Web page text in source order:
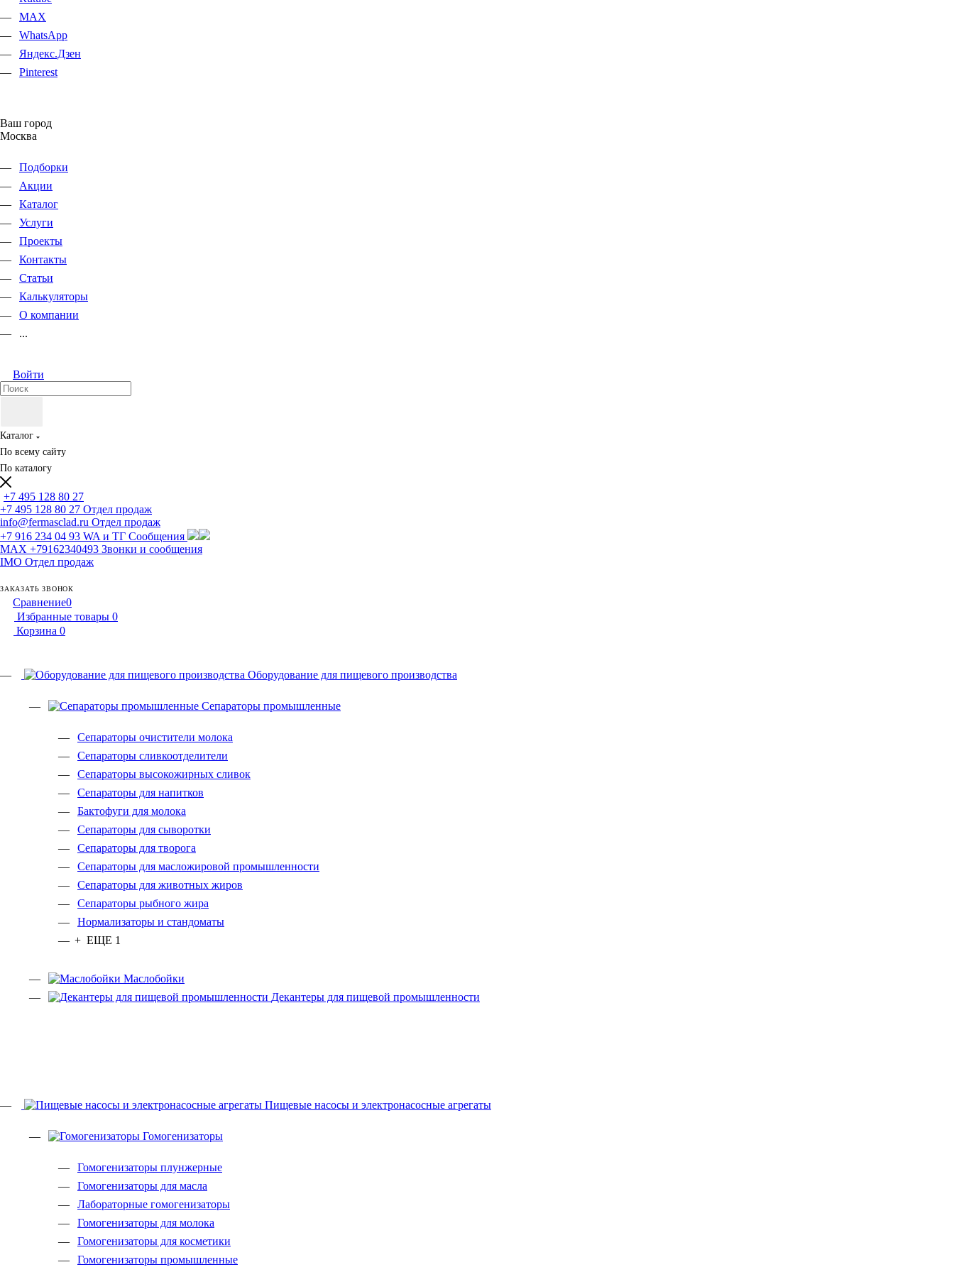
MAX
WhatsApp
Яндекс.Дзен
Pinterest
Ваш город
Москва
Подборки
Акции
Каталог
Услуги
Проекты
Контакты
Статьи
Калькуляторы
О компании
...
Войти
Каталог
По всему сайту
По каталогу
+7 495 128 80 27
+7 495 128 80 27 Отдел продаж
info@fermasclad.ru Отдел продаж
+7 916 234 04 93 WA и ТГ Сообщения
MAX +79162340493 Звонки и сообщения
IMO Отдел продаж
ЗАКАЗАТЬ ЗВОНОК
Сравнение0
Избранные товары 0
Корзина 0
Оборудование для пищевого производства
Сепараторы промышленные
Сепараторы очистители молока
Сепараторы сливкоотделители
Сепараторы высокожирных сливок
Сепараторы для напитков
Бактофуги для молока
Сепараторы для сыворотки
Сепараторы для творога
Сепараторы для масложировой промышленности
Сепараторы для животных жиров
Сепараторы рыбного жира
Нормализаторы и стандоматы
+ ЕЩЕ 1
Маслобойки
Декантеры для пищевой промышленности
Пищевые насосы и электронасосные агрегаты
Гомогенизаторы
Гомогенизаторы плунжерные
Гомогенизаторы для масла
Лабораторные гомогенизаторы
Гомогенизаторы для молока
Гомогенизаторы для косметики
Гомогенизаторы промышленные